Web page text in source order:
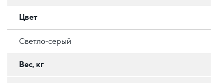
Цвет
Светло-серый
Вес, кг